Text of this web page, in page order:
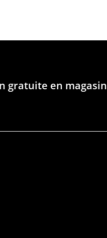
gratuite en magasin